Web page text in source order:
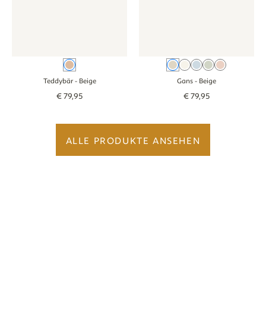
Beige
Teddybär- Beige
€79,95
BeigeCreme
BlauGrünRosa
Gans - Beige
€79,95
ALLE PRODUKTE ANSEHEN